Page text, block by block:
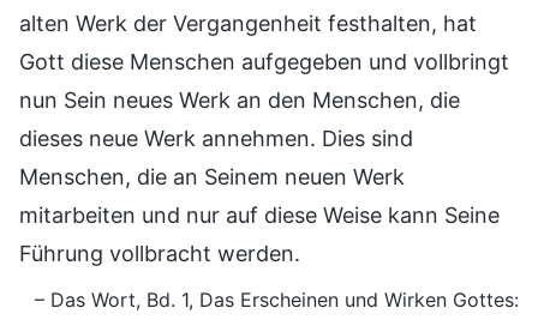
alten Werk der Vergangenheit festhalten, hat
Gott diese Menschen aufgegeben und vollbringt
nun Sein neues Werk an den Menschen, die
dieses neue Werk annehmen. Dies sind
Menschen, die an Seinem neuen Werk
mitarbeiten und nur auf diese Weise kann Seine
Führung vollbracht werden.
– Das Wort, Bd. 1, Das Erscheinen und Wirken Gottes: